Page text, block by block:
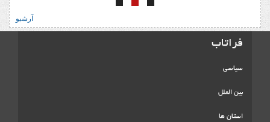
آرشیو
فراتاب
سیاسی
بین الملل
استان ها